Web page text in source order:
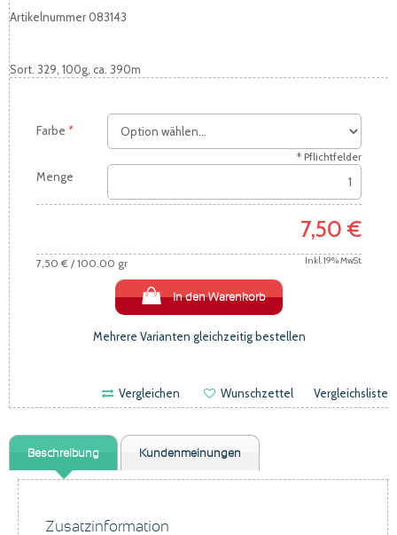
Artikelnummer083143
Sort. 329, 100g, ca. 390m
Farbe *
* Pflichtfelder
Menge
7,50 €
Inkl. 19% MwSt.
7,50 € / 100.00 gr
In den Warenkorb
Mehrere Varianten gleichzeitig bestellen
Vergleichen Wunschzettel Vergleichsliste
Beschreibung Kundenmeinungen
Zusatzinformation